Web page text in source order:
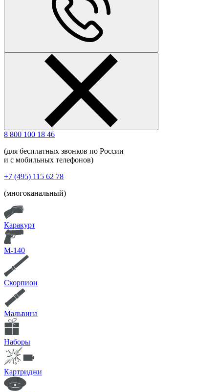
8 800 100 18 46
(для бесплатных звонков по России
и с мобильных телефонов)
+7 (495) 115 62 78
(многоканальный)
Каракурт
М-140
Скорпион
Мальвина
Наборы
Картриджи